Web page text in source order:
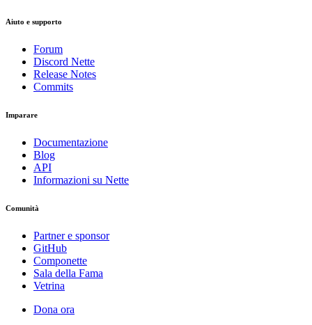
Aiuto e supporto
Forum
Discord Nette
Release Notes
Commits
Imparare
Documentazione
Blog
API
Informazioni su Nette
Comunità
Partner e sponsor
GitHub
Componette
Sala della Fama
Vetrina
Dona ora